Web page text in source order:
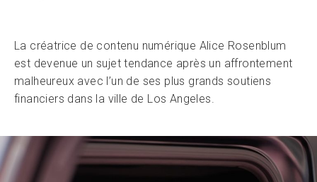
La créatrice de contenu numérique Alice Rosenblum
est devenue un sujet tendance après un affrontement
malheureux avec l’un de ses plus grands soutiens
financiers dans la ville de Los Angeles.